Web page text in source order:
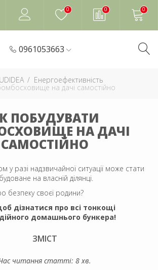
0 0 0
0961053663
Енергоефективність
на дачі самостійно
ПОБУДУВАТИ
НА ДАЧІ
САМОСТІЙНО
у разі надзвичайної ситуації може стати
на власній ділянці.
безпеку своєї родини?
дізнатися про всі тонкощі
домашнього бункера!
ЗМІСТ
читання статті: 8 хв.